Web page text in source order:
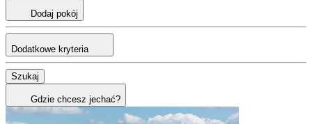
Dodaj pokój
Dodatkowe kryteria
Szukaj
Gdzie chcesz jechać?